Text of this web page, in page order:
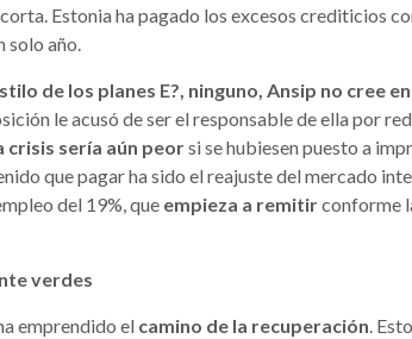
Estonia ha pagado los excesos crediticios
solo año.
de los planes E?, ninguno, Ansip no cree
le acusó de ser el responsable de ella por
crisis sería aún peorsi se hubiesen puesto a
que pagar ha sido el reajuste del mercado
del 19%, que empieza a remitirconforme
verdes
emprendido el camino de la recuperación.